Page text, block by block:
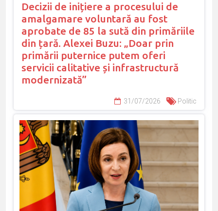
Decizii de inițiere a procesului de
amalgamare voluntară au fost
aprobate de 85 la sută din primăriile
din țară. Alexei Buzu: „Doar prin
primării puternice putem oferi
servicii calitative și infrastructură
modernizată”
31/07/2026 Politic